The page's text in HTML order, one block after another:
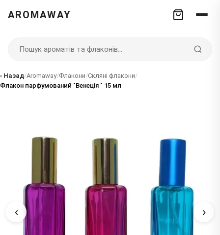
AROMAWAY
‹ Назад/Aromaway/Флакони/Скляні флакони/
Флакон парфумований "Венеція " 15 мл
‹ ›